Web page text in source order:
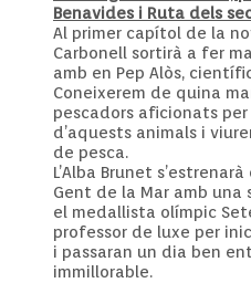
Benavides i Ruta dels
Al primer capítol de la
Carbonell sortirà a fer
amb en Pep Alòs, científic
Coneixerem de quina
pescadors aficionats
d’aquests animals i
de pesca.
L’Alba Brunet
Gent de la Mar amb
el medallista olímpic
professor de luxe per
i passaran un dia ben
immillorable.